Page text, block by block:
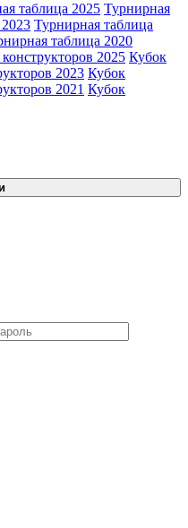
таблица 2025 Турнирная
Турнирная таблица
таблица 2020
2025 Кубок
2023 Кубок
2021 Кубок